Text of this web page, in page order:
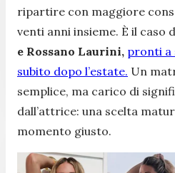
ripartire con maggiore
venti anni insieme. È il caso
e Rossano Laurini, pronti a
subito dopo l’estate. Un
semplice, ma carico di
dall’attrice: una scelta
momento giusto.